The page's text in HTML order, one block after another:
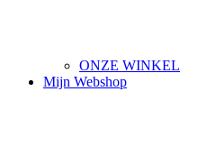
ONZE WINKEL
Mijn Webshop